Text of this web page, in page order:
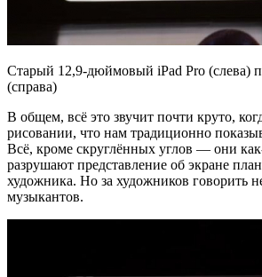
Старый 12,9-дюймовый iPad Pro (слева)
(справа)
В общем, всё это звучит почти круто,
рисовании, что нам традиционно
Всё, кроме скруглённых углов — они
разрушают представление об экране
художника. Но за художников говорить
музыкантов.